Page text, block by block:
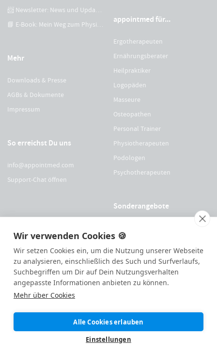
Wir verwenden Cookies 🍪
Wir setzen Cookies ein, um die Nutzung unserer Webseite
zu analysieren, einschließlich des Such und Surfverlaufs,
Suchbegriffen um Dir auf Dein Nutzungsverhalten
angepasste Informationen anbieten zu können.
Mehr über Cookies
Alle Cookies erlauben
Einstellungen
📨 Newsletter: News und Updates
📘 E-Book: Mein Weg zum Physiotherapeuten
Mehr
Downloads & Presse
AGBs & Dokumente
Impressum
So erreichst Du uns
info@appointmed.com
Support-Chat öffnen
appointmed für...
Ergotherapeuten
Ernährungsberater
Heilpraktiker
Logopäden
Masseure
Osteopathen
Personal Trainer
Physiotherapeuten
Podologen
Psychotherapeuten
Sonderangebote
Für OEGO Mitglieder
Für VDOE Mitglieder
appointmed GmbH